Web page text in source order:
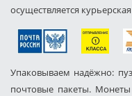
осуществляется
Упаковываем надёжно:
почтовые пакеты.